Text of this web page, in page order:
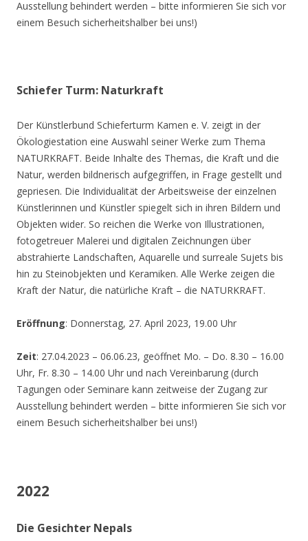
Ausstellung behindert werden – bitte informieren Sie sich vor
einem Besuch sicherheitshalber bei uns!)
Schiefer Turm: Naturkraft
Der Künstlerbund Schieferturm Kamen e. V. zeigt in der
Ökologiestation eine Auswahl seiner Werke zum Thema
NATURKRAFT. Beide Inhalte des Themas, die Kraft und die
Natur, werden bildnerisch aufgegriffen, in Frage gestellt und
gepriesen. Die Individualität der Arbeitsweise der einzelnen
Künstlerinnen und Künstler spiegelt sich in ihren Bildern und
Objekten wider. So reichen die Werke von Illustrationen,
fotogetreuer Malerei und digitalen Zeichnungen über
abstrahierte Landschaften, Aquarelle und surreale Sujets bis
hin zu Steinobjekten und Keramiken. Alle Werke zeigen die
Kraft der Natur, die natürliche Kraft – die NATURKRAFT.
Eröffnung: Donnerstag, 27. April 2023, 19.00 Uhr
Zeit: 27.04.2023 – 06.06.23, geöffnet Mo. – Do. 8.30 – 16.00
Uhr, Fr. 8.30 – 14.00 Uhr und nach Vereinbarung (durch
Tagungen oder Seminare kann zeitweise der Zugang zur
Ausstellung behindert werden – bitte informieren Sie sich vor
einem Besuch sicherheitshalber bei uns!)
2022
Die Gesichter Nepals